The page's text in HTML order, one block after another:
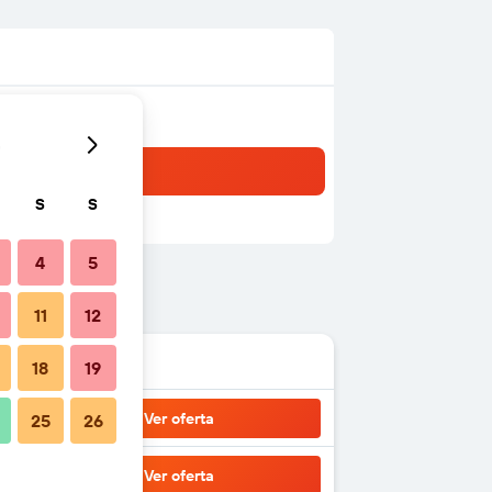
Ver oferta
Ver oferta
S S
4 5
11 12
18 19
25 26